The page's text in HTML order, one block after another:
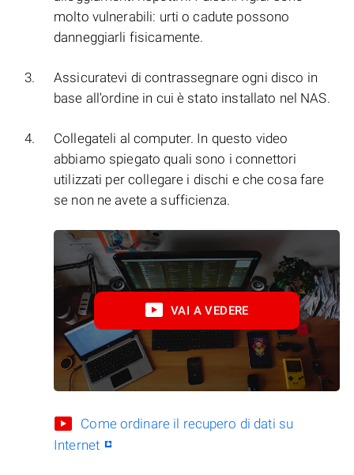
molto vulnerabili: urti o cadute possono
danneggiarli fisicamente.
Assicuratevi di contrassegnare ogni disco in
base all'ordine in cui è stato installato nel NAS.
Collegateli al computer. In questo video
abbiamo spiegato quali sono i connettori
utilizzati per collegare i dischi e che cosa fare
se non ne avete a sufficienza.
VAI A VEDERE
Come ordinare il recupero di dati su
Internet